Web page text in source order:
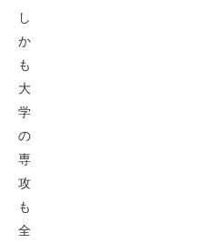
し
か
も
大
学
の
専
攻
も
全